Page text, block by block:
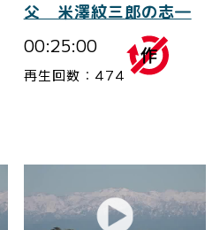
父 米澤紋三郎の志―
00:25:00
再生回数：474